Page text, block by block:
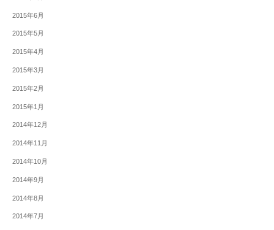
2015年6月
2015年5月
2015年4月
2015年3月
2015年2月
2015年1月
2014年12月
2014年11月
2014年10月
2014年9月
2014年8月
2014年7月